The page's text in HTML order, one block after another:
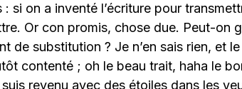
: si on a inventé l’écriture pour
Or con promis, chose due. Peut-on
de substitution ? Je n’en sais rien, et
contenté ; oh le beau trait, haha le
suis revenu avec des étoiles dans les